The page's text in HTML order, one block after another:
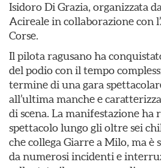
Isidoro Di Grazia, organizzata
Acireale in collaborazione con
Corse.
Il pilota ragusano ha
del podio con il tempo
termine di una gara
all’ultima manche e
di scena. La manifestazione ha
spettacolo lungo gli oltre sei
che collega Giarre a Milo, ma è
da numerosi incidenti e